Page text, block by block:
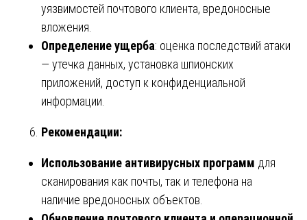
уязвимостей почтового клиента, вредоносные
вложения.
Определение ущерба: оценка последствий атаки
— утечка данных, установка шпионских
приложений, доступ к конфиденциальной
информации.
Рекомендации:
Использование антивирусных программ для
сканирования как почты, так и телефона на
наличие вредоносных объектов.